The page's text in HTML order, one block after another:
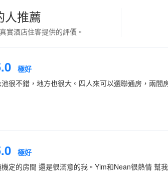
人推薦
實酒店住客提供的評價。
極好
很不錯，地方也很大。四人來可以選聯通房，兩間
極好
機定的房間 還是很滿意的我。Yim和Nean很熱情 幫